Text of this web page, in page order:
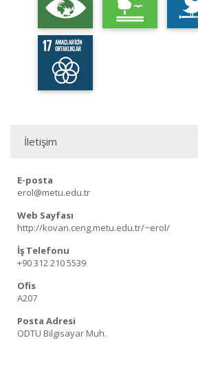
İletişim
E-posta
erol@metu.edu.tr
Web Sayfası
http://kovan.ceng.metu.edu.tr/~erol/
İş Telefonu
+90 312 210 5539
Ofis
A207
Posta Adresi
ODTU Bilgisayar Muh.